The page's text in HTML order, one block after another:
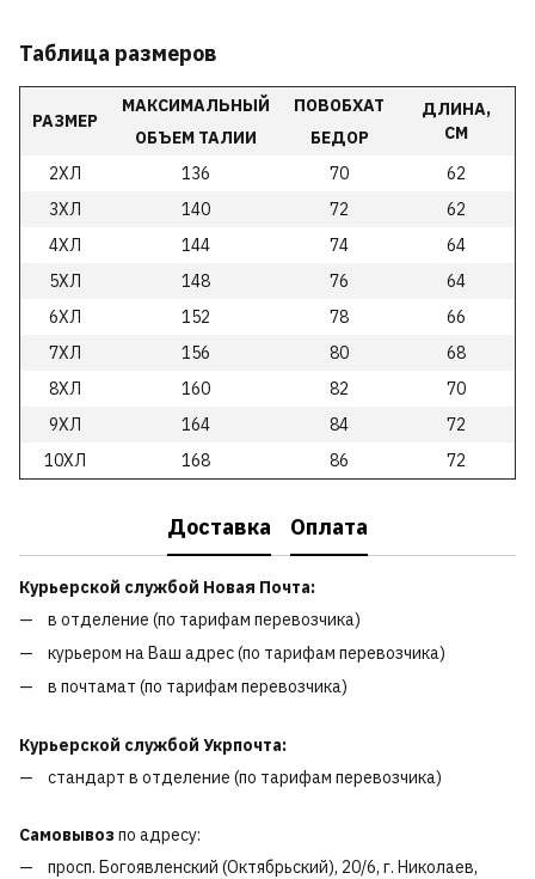
Таблица размеров
РАЗМЕР
МАКСИМАЛЬНЫЙ
ОБЪЕМ ТАЛИИ
ПОВОБХАТ
БЕДОР
ДЛИНА,
СМ
2ХЛ
136 70
62
3ХЛ
140 72
62
4ХЛ
144 74
64
5ХЛ
148 76
64
6ХЛ
152 78
66
7ХЛ
156 80
68
8ХЛ
160 82
70
9ХЛ
164 84
72
10ХЛ
168 86 72
Доставка Оплата
Курьерской службой Новая Почта:
в отделение (по тарифам перевозчика)
курьером на Ваш адрес (по тарифам перевозчика)
в почтамат (по тарифам перевозчика)
Курьерской службой Укрпочта:
стандарт в отделение (по тарифам перевозчика)
Самовывозпо адресу:
просп. Богоявленский (Октябрьский), 20/6, г. Николаев,